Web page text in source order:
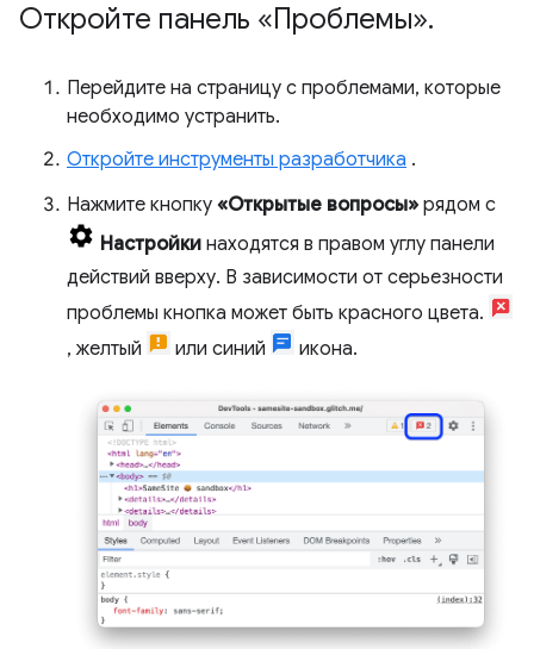
Откройте панель «Проблемы».
Перейдите на страницу с проблемами, которые
необходимо устранить.
Откройте инструменты разработчика .
Нажмите кнопку «Открытые вопросы» рядом с
Настройки находятся в правом углу панели
действий вверху. В зависимости от серьезности
проблемы кнопка может быть красного цвета.
, желтый
или синий икона.